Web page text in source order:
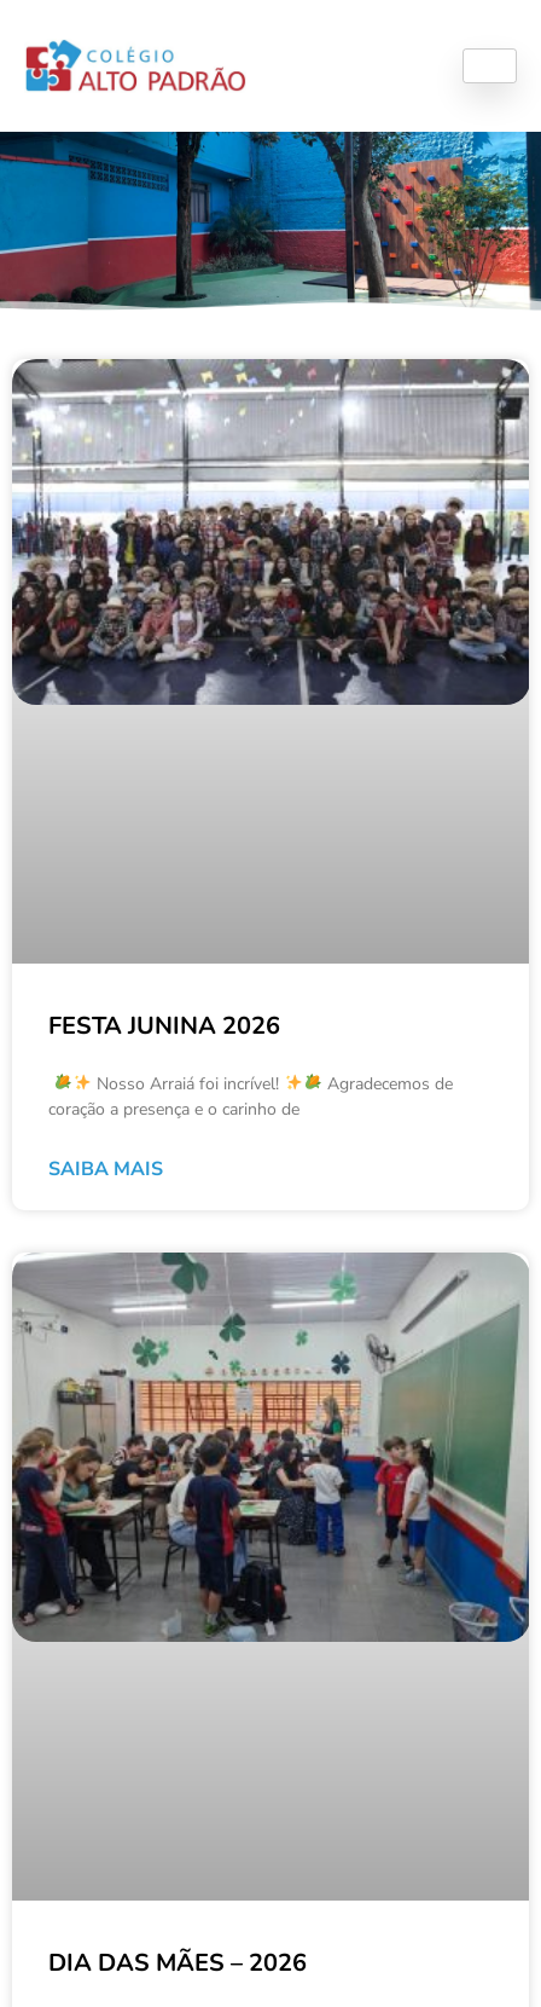
FESTA JUNINA 2026
Nosso Arraiá foi incrível!
Agradecemos de
coração a presença e o carinho de
SAIBA MAIS
DIA DAS MÃES – 2026